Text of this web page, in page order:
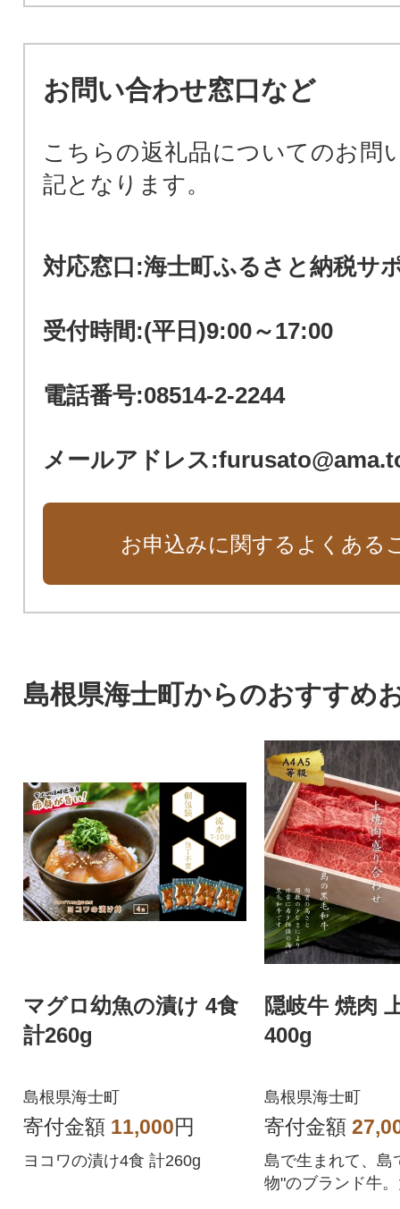
お問い合わせ窓口など
こちらの返礼品についてのお問
記となります。
対応窓口:海士町ふるさと納税サ
受付時間:(平日)9:00～17:00
電話番号:08514-2-2244
メールアドレス
お申込みに関するよくある
島根県海士町からのおすすめ
マグロ幼魚の漬け 4食
計260g
島根県海士町
寄付金額 11,000円
ヨコワの漬け4食 計260g
隠岐牛 焼肉
400g
島根県海士町
寄付金額
島で生まれて、島
物"のブランド牛